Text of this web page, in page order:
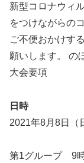
新型コロナウィ
をつけながらの
ご不便おかけす
願いします。 の
大会要項
日時
2021年8月8日（
第1グループ 9